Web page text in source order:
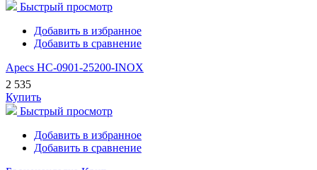
Быстрый просмотр
Добавить в избранное
Добавить в сравнение
Apecs HC-0901-25200-INOX
2 535
Купить
Быстрый просмотр
Добавить в избранное
Добавить в сравнение